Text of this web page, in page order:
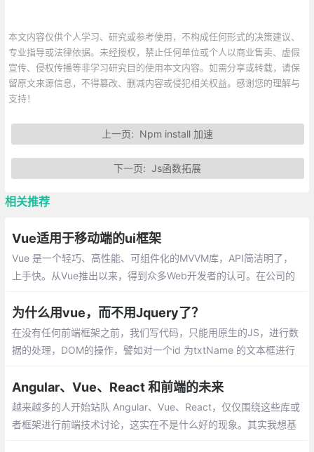
本文内容仅供个人学习、研究或参考使用，不构成任何形式的决策建议、
专业指导或法律依据。未经授权，禁止任何单位或个人以商业售卖、虚假
宣传、侵权传播等非学习研究目的使用本文内容。如需分享或转载，请保
留原文来源信息，不得篡改、删减内容或侵犯相关权益。感谢您的理解与
支持！
上一页: Npm install 加速
下一页:Js函数拓展
相关推荐
Vue适用于移动端的ui框架
Vue 是一个轻巧、高性能、可组件化的MVVM库，API简洁明了，
上手快。从Vue推出以来，得到众多Web开发者的认可。在公司的
并投入正式使用
为什么用vue，而不用Jquery了？
在没有任何前端框架之前，我们写代码，只能用原生的JS，进行数
据的处理，DOM的操作，譬如对一个id 为txtName 的文本框进行
就是金钱的年代，显然不是很好的方式。
Angular、Vue、React 和前端的未来
越来越多的人开始站队 Angular、Vue、React，仅仅围绕这些库或
者框架进行前端技术讨论，这实在不是什么好的现象。其实我想基